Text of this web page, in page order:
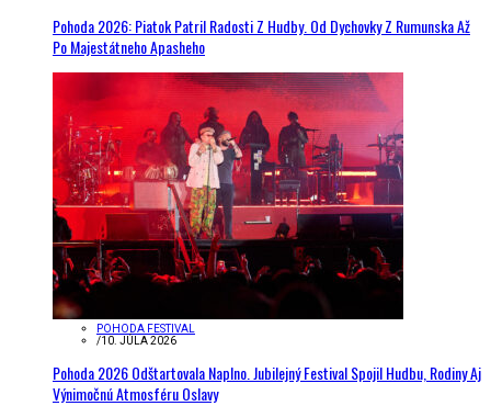
Pohoda 2026: Piatok Patril Radosti Z Hudby. Od Dychovky Z Rumunska Až
Po Majestátneho Apasheho
POHODA FESTIVAL
/10. JÚLA 2026
Pohoda 2026 Odštartovala Naplno. Jubilejný Festival Spojil Hudbu, Rodiny Aj
Výnimočnú Atmosféru Oslavy